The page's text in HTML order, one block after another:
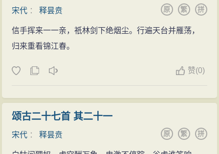
宋代 ：释昙贲 拼
繁
原
信手挥来一一亲，祇林剑下绝烟尘。行遍天台并雁荡，
归来重看锦江春。
赞(0)
颂古二十七首 其二十一
宋代 ：释昙贲 拼
繁
原